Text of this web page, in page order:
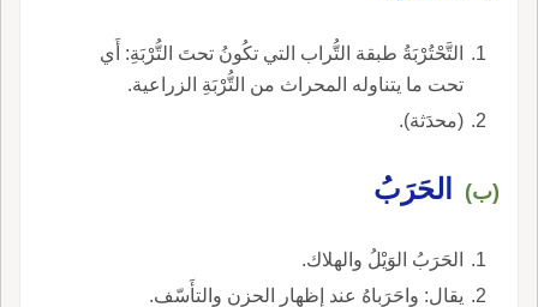
التَّحْتُرْبَةُ طبقة التُّراب التي تكُونُ تحتَ التُّرْبَةِ: أَي
تحت ما يتناوله المحراث من التُّرْبَةِ الزراعية.
(محدَثة).
(ب) الحَرَبُ
الحَرَبُ الوَيْلُ والهلاك.
يقال: واحَرَباهُ عند إظهار الحزن والتأَسّف.